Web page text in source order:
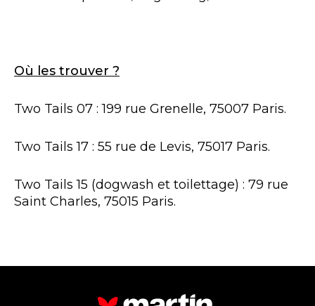
Où les trouver ?
Two Tails 07 : 199 rue Grenelle, 75007 Paris.
Two Tails 17 : 55 rue de Levis, 75017 Paris.
Two Tails 15 (dogwash et toilettage) : 79 rue
Saint Charles, 75015 Paris.